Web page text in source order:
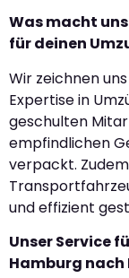
Was macht
für deinen
Wir zeichnen
Expertise in
geschulten
empfindlichen
verpackt.
und effizient
Unser Service
Hamburg